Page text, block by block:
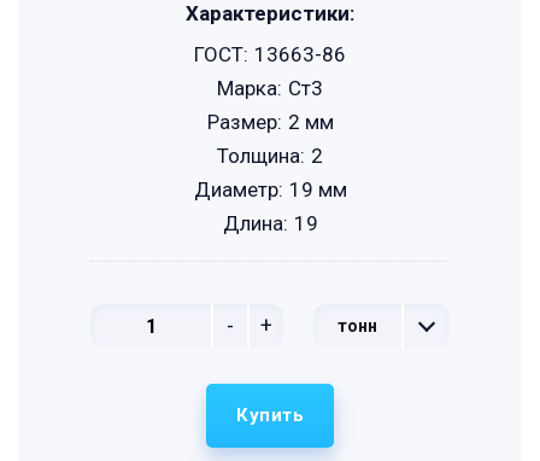
- + тонн
Характеристики:
ГОСТ: 13663-86
Марка: Ст3
Размер: 2 мм
Толщина: 2
Диаметр: 19 мм
Длина: 19
Купить